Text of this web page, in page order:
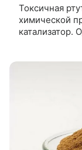
Токсичная
химической
катализатор.